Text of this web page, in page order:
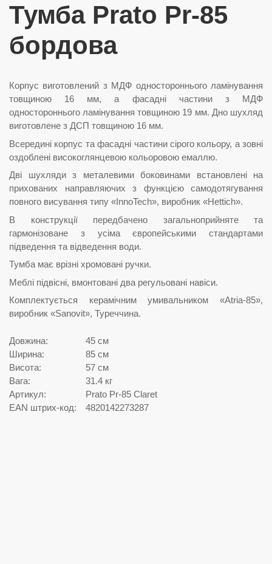
Тумба Prato Pr-85
бордова
Корпус виготовлений з МДФ одностороннього ламінування
товщиною 16 мм, а фасадні частини з МДФ
одностороннього ламінування товщиною 19 мм. Дно шухляд
виготовлене з ДСП товщиною 16 мм.
Всередині корпус та фасадні частини сірого кольору, а зовні
оздоблені високоглянцевою кольоровою емаллю.
Дві шухляди з металевими боковинами встановлені на
прихованих направляючих з функцією самодотягування
повного висування типу «InnoTech», виробник «Hettich».
В конструкції передбачено загальноприйняте та
гармонізоване з усіма європейськими стандартами
підведення та відведення води.
Тумба має врізні хромовані ручки.
Меблі підвісні, вмонтовані два регульовані навіси.
Комплектується керамічним умивальником «Atria-85»,
виробник «Sanovit», Туреччина.
Довжина:
45 см
Ширина:
85 см
Висота:
57 см
Вага:
31.4 кг
Артикул:
Prato Pr-85 Claret
EAN штрих-код:
4820142273287